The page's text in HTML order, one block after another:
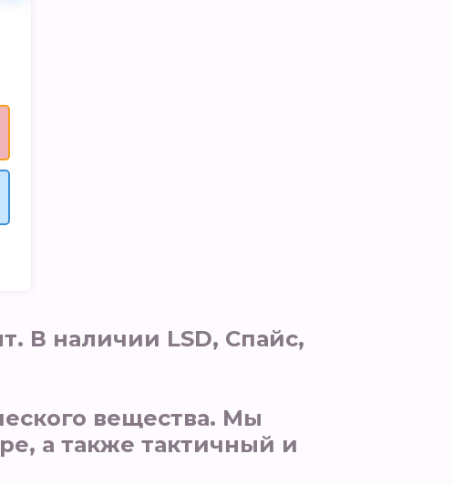
В наличии LSD, Спайс,
вещества. Мы
а также тактичный и